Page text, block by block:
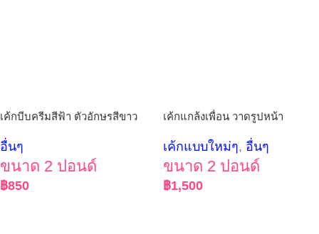
เค้กบีบครีมสีฟ้า ตัวอักษรสีขาว
อื่นๆ
ขนาด 2 ปอนด์
฿850
เค้กแกล้งเพื่อน วาดรูปหน้า
เค้กแบบใหม่ๆ, อื่นๆ
ขนาด 2 ปอนด์
฿1,500